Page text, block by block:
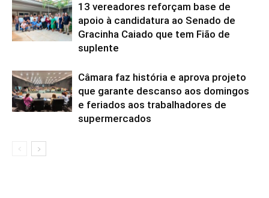
13 vereadores reforçam base de
apoio à candidatura ao Senado de
Gracinha Caiado que tem Fião de
suplente
Câmara faz história e aprova projeto
que garante descanso aos domingos
e feriados aos trabalhadores de
supermercados